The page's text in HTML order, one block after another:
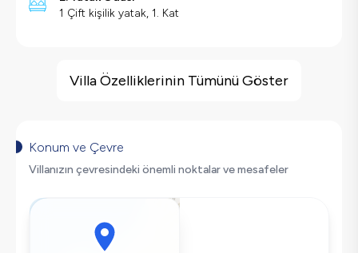
1 Çift kişilik yatak, 1. Kat
Çocuk Oyun Alanı
Korunaklı Havuz
Saç Kurutma Makinası
Çamaşır Makinesi
Villa Özelliklerinin Tümünü Göster
Konum ve Çevre
Villanızın çevresindeki önemli noktalar ve mesafeler